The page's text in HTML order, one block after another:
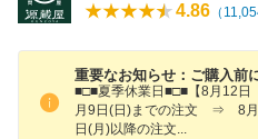
4.86 （
重要なお知らせ：ご購入前
■□■夏季休業日■□■【8月12日
月9日(日)までの注文 ⇒ 8月
日(月)以降の注文